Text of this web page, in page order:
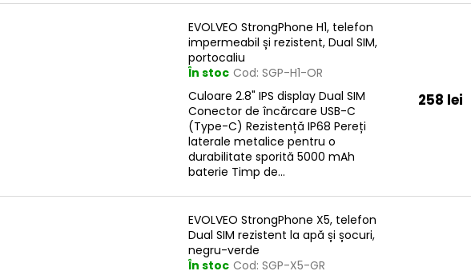
EVOLVEO StrongPhone H1, telefon
impermeabil și rezistent, Dual SIM,
portocaliu
În stoc Cod: SGP-H1-OR
Culoare 2.8" IPS display Dual SIM
Conector de încărcare USB-C
(Type-C) Rezistență IP68 Pereți
laterale metalice pentru o
durabilitate sporită 5000 mAh
baterie Timp de...
258 lei
EVOLVEO StrongPhone X5, telefon
Dual SIM rezistent la apă și șocuri,
negru-verde
În stoc Cod: SGP-X5-GR